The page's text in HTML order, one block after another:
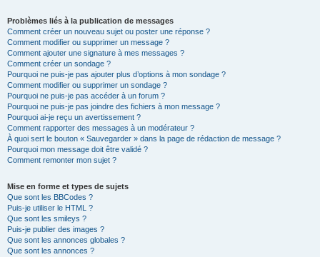
Problèmes liés à la publication de messages
Comment créer un nouveau sujet ou poster une réponse ?
Comment modifier ou supprimer un message ?
Comment ajouter une signature à mes messages ?
Comment créer un sondage ?
Pourquoi ne puis-je pas ajouter plus d’options à mon sondage ?
Comment modifier ou supprimer un sondage ?
Pourquoi ne puis-je pas accéder à un forum ?
Pourquoi ne puis-je pas joindre des fichiers à mon message ?
Pourquoi ai-je reçu un avertissement ?
Comment rapporter des messages à un modérateur ?
À quoi sert le bouton « Sauvegarder » dans la page de rédaction de message ?
Pourquoi mon message doit être validé ?
Comment remonter mon sujet ?
Mise en forme et types de sujets
Que sont les BBCodes ?
Puis-je utiliser le HTML ?
Que sont les smileys ?
Puis-je publier des images ?
Que sont les annonces globales ?
Que sont les annonces ?